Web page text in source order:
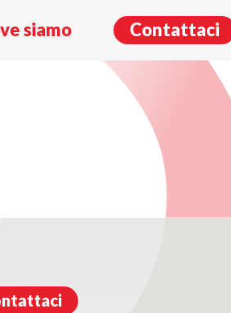
siamo Contattaci
VIVALDI (ORE